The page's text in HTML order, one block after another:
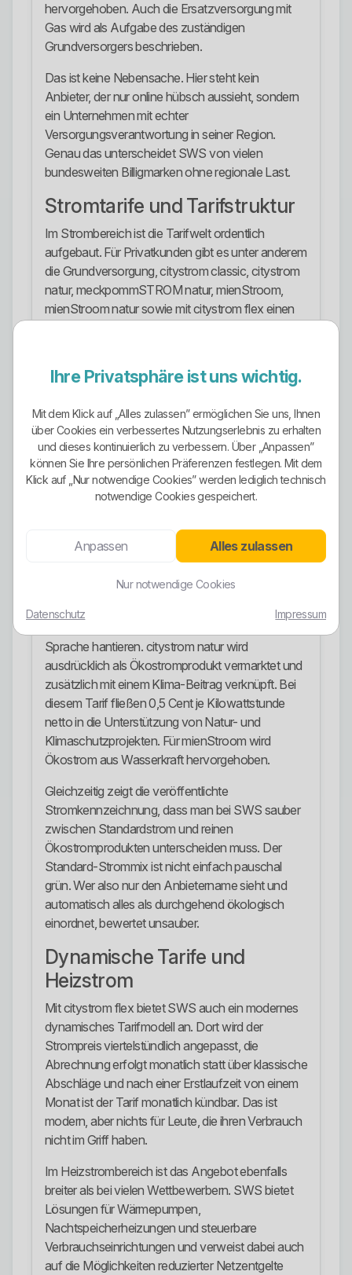
hervorgehoben. Auch die Ersatzversorgung mit
Gas wird als Aufgabe des zuständigen
Grundversorgers beschrieben.
Das ist keine Nebensache. Hier steht kein
Anbieter, der nur online hübsch aussieht, sondern
ein Unternehmen mit echter
Versorgungsverantwortung in seiner Region.
Genau das unterscheidet SWS von vielen
bundesweiten Billigmarken ohne regionale Last.
Stromtarife und Tarifstruktur
Im Strombereich ist die Tarifwelt ordentlich
aufgebaut. Für Privatkunden gibt es unter anderem
die Grundversorgung, citystrom classic, citystrom
natur, meckpommSTROM natur, mienStroom,
mienStroom natur sowie mit citystrom flex einen
steuerbare Verbrauchseinrichtungen und
Nachtspeicherheizungen.
Die Struktur ist sinnvoll, aber nicht ganz trivial. Es
gibt Standardstrom, Ökostrom, Online-Tarife,
dynamische Modelle und Spezialtarife für
Heizsysteme. Wer einfach blind den erstbesten
Namen auswählt, macht es sich zu leicht. Genau
Prüfung von Laufzeit, Preisgarantie und
Nutzungssituation.
Ökostrom und Energieprofil
Beim Thema Ökostrom ist SWS deutlich stärker
Sprache hantieren. citystrom natur wird
ausdrücklich als Ökostromprodukt vermarktet und
zusätzlich mit einem Klima-Beitrag verknüpft. Bei
diesem Tarif fließen 0,5 Cent je Kilowattstunde
netto in die Unterstützung von Natur- und
Klimaschutzprojekten. Für mienStroom wird
Ökostrom aus Wasserkraft hervorgehoben.
Gleichzeitig zeigt die veröffentlichte
Stromkennzeichnung, dass man bei SWS sauber
zwischen Standardstrom und reinen
Ökostromprodukten unterscheiden muss. Der
Standard-Strommix ist nicht einfach pauschal
grün. Wer also nur den Anbietername sieht und
automatisch alles als durchgehend ökologisch
einordnet, bewertet unsauber.
Dynamische Tarife und
Heizstrom
Mit citystrom flex bietet SWS auch ein modernes
dynamisches Tarifmodell an. Dort wird der
Strompreis viertelstündlich angepasst, die
Abrechnung erfolgt monatlich statt über klassische
Abschläge und nach einer Erstlaufzeit von einem
Monat ist der Tarif monatlich kündbar. Das ist
modern, aber nichts für Leute, die ihren Verbrauch
nicht im Griff haben.
Im Heizstrombereich ist das Angebot ebenfalls
breiter als bei vielen Wettbewerbern. SWS bietet
Lösungen für Wärmepumpen,
Nachtspeicherheizungen und steuerbare
Verbrauchseinrichtungen und verweist dabei auch
auf die Möglichkeiten reduzierter Netzentgelte
Ihre Privatsphäre ist uns wichtig.
Mit dem Klick auf „Alles zulassen” ermöglichen Sie uns, Ihnen
über Cookies ein verbessertes Nutzungserlebnis zu erhalten
und dieses kontinuierlich zu verbessern. Über „Anpassen”
können Sie Ihre persönlichen Präferenzen festlegen. Mit dem
Klick auf „Nur notwendige Cookies” werden lediglich technisch
notwendige Cookies gespeichert.
Anpassen Alles zulassen
Nur notwendige Cookies
Datenschutz Impressum